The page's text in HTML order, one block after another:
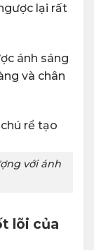
lại rất
ánh sáng
và chân
với ánh
lõi của